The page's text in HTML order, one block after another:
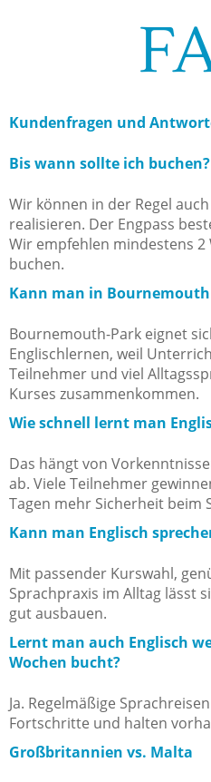
Kundenfragen und
Bis wann sollte ich buchen?
Wir können in der Regel
realisieren. Der Engpass
Wir empfehlen mindestens
buchen.
Kann man in
Bournemouth-Park eignet
Englischlernen, weil
Teilnehmer und viel
Kurses zusammenkommen.
Wie schnell lernt man
Das hängt von
ab. Viele Teilnehmer
Tagen mehr Sicherheit beim
Kann man Englisch
Mit passender Kurswahl,
Sprachpraxis im Alltag lässt
gut ausbauen.
Lernt man auch Englisch
Wochen bucht?
Ja. Regelmäßige
Fortschritte und halten
Großbritannien vs. Malta